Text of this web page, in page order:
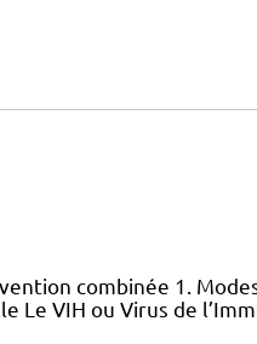
combinée 1.
Le VIH ou Virus de